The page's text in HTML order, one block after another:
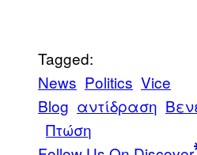
Tagged:
News Politics Vice
Blog αντίδραση
Πτώση